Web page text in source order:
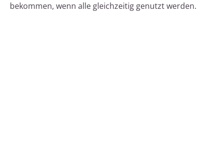
bekommen, wenn alle gleichzeitig genutzt werden.